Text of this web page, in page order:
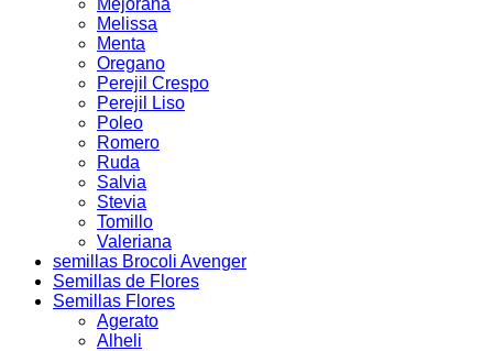
Melissa
Menta
Oregano
Perejil Crespo
Perejil Liso
Poleo
Romero
Ruda
Salvia
Stevia
Tomillo
Valeriana
semillas Brocoli Avenger
Semillas de Flores
Semillas Flores
Agerato
Alheli